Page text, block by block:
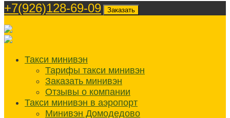
+7(926)128-69-09 Заказать
Такси минивэн
Тарифы такси минивэн
Заказать минивэн
Отзывы о компании
Такси минивэн в аэропорт
Минивэн Домодедово